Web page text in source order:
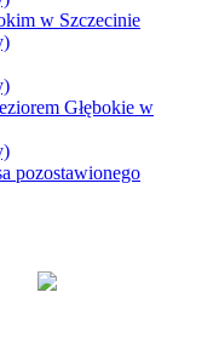
w Szczecinie
Głębokie w
pozostawionego